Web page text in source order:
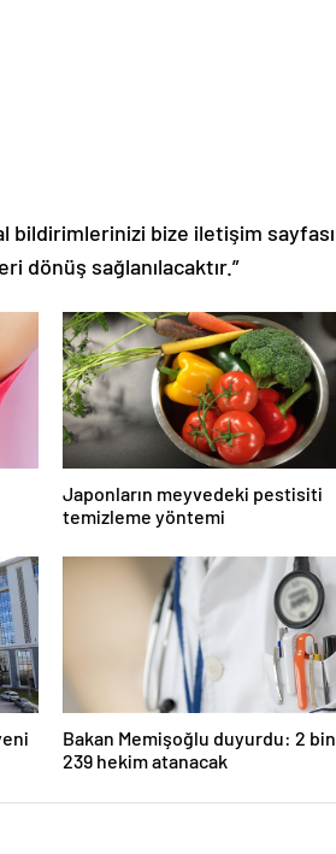
bildirimlerinizi bize iletişim sayfası
dönüş sağlanılacaktır.”
Japonların meyvedeki pestisiti
temizleme yöntemi
Bakan Memişoğlu duyurdu: 2 bin
239 hekim atanacak